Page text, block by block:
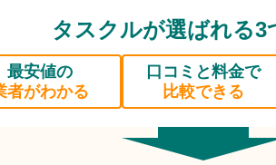
タスクルが選ばれる3
最安値の
者がわかる
口コミと料金で
比較できる